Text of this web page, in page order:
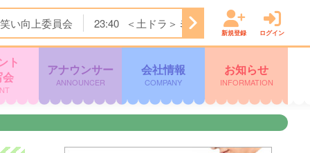
い向上委員会 23:40 ＜土ドラ＞ミッドナイト屋台 Ｓｅａ
新規登録 ログイン
ト
アナウンサー
ANNOUNCER
会社情報
COMPANY
お知らせ
INFORMATION